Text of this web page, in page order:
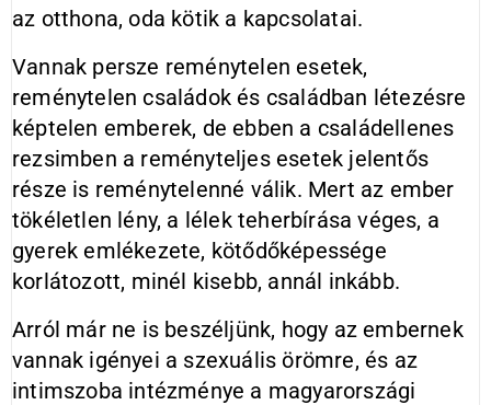
az otthona, oda kötik a kapcsolatai.
Vannak persze reménytelen esetek,
reménytelen családok és családban létezésre
képtelen emberek, de ebben a családellenes
rezsimben a reményteljes esetek jelentős
része is reménytelenné válik. Mert az ember
tökéletlen lény, a lélek teherbírása véges, a
gyerek emlékezete, kötődőképessége
korlátozott, minél kisebb, annál inkább.
Arról már ne is beszéljünk, hogy az embernek
vannak igényei a szexuális örömre, és az
intimszoba intézménye a magyarországi